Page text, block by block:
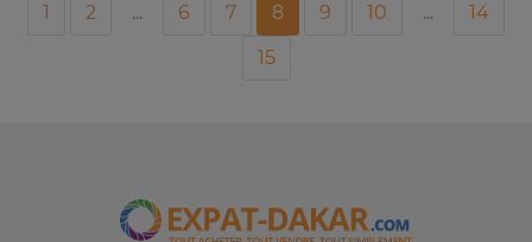
1 2 ... 6 7 8 9 10 ...
14
15